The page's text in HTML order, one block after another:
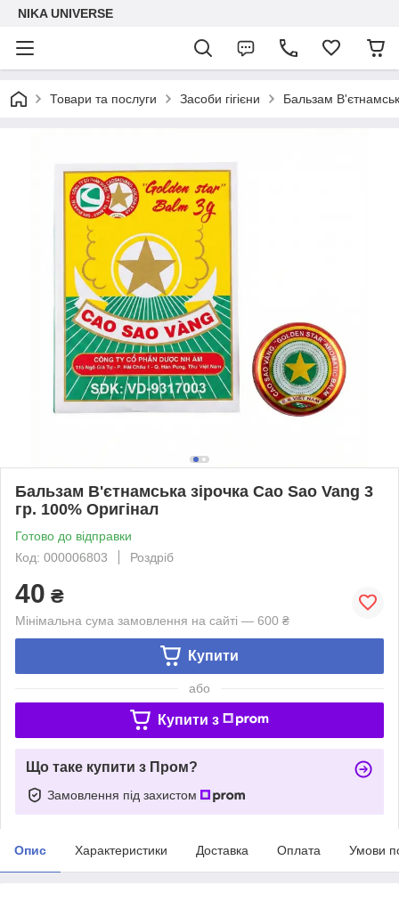
NIKA UNIVERSE
Товари та послуги Засоби гігієни Бальзам
Бальзам В'єтнамська зірочка Cao Sao Vang 3
гр. 100% Оригінал
Готово до відправки
Код: 000006803
Роздріб
40 ₴
Мінімальна сума замовлення на сайті — 600 ₴
Купити
або
Купити з
Що таке купити з Пром?
Замовлення під захистом
Опис Характеристики Доставка Оплата Умови